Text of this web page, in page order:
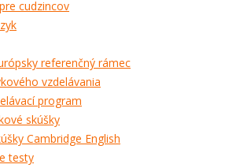
cudzincov
referenčný rámec
vzdelávania
program
skúšky
Cambridge English
testy